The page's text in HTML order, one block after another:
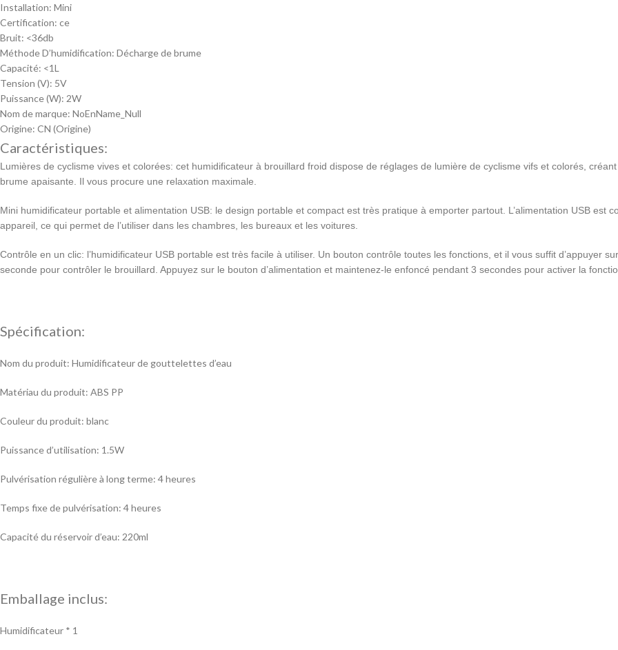
Installation: Mini
Certification: ce
Bruit: <36db
Méthode D’humidification: Décharge de brume
Capacité: <1L
Tension (V): 5V
Puissance (W): 2W
Nom de marque: NoEnName_Null
Origine: CN (Origine)
Caractéristiques:
Lumières de cyclisme vives et colorées: cet humidificateur à brouillard froid dispose de réglages de lumière de cyclisme vifs et colorés,
brume apaisante. Il vous procure une relaxation maximale.
Mini humidificateur portable et alimentation USB: le design portable et compact est très pratique à emporter partout. L’alimentation USB est
appareil, ce qui permet de l’utiliser dans les chambres, les bureaux et les voitures.
Contrôle en un clic: l’humidificateur USB portable est très facile à utiliser. Un bouton contrôle toutes les fonctions, et il vous suffit d’appuyer
seconde pour contrôler le brouillard. Appuyez sur le bouton d’alimentation et maintenez-le enfoncé pendant 3 secondes pour activer la
Spécification:
Nom du produit: Humidificateur de gouttelettes d’eau
Matériau du produit: ABS PP
Couleur du produit: blanc
Puissance d’utilisation: 1.5W
Pulvérisation régulière à long terme: 4 heures
Temps fixe de pulvérisation: 4 heures
Capacité du réservoir d’eau: 220ml
Emballage inclus:
Humidificateur * 1